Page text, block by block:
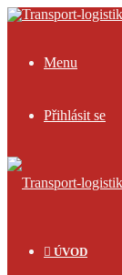
Menu
Přihlásit se
ÚVOD